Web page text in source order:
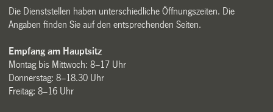
Die Dienststellen haben unterschiedliche Öffnungszeiten. Die
Angaben finden Sie auf den entsprechenden Seiten.
Empfang am Hauptsitz
Montag bis Mittwoch: 8–17 Uhr
Donnerstag: 8–18.30 Uhr
Freitag: 8–16 Uhr